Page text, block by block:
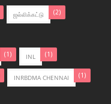
ஜ‌ல்லிக்க‌ட்டு (2)
(1) INL (1)
INRBDMA CHENNAI (1)